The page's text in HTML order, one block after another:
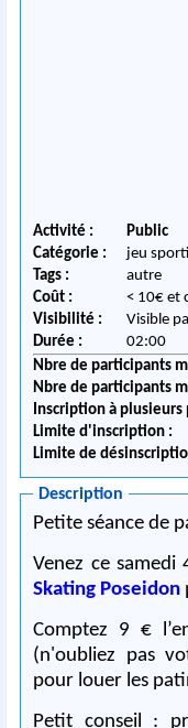
Activité :
Public
Catégorie :
jeu
Tags :
autre
Coût :
<
Visibilité :
Visible
Durée :
02:00
Nbre de participants
Nbre de participants
Inscription à plusieurs
Limite d'inscription :
Limite de
Description
Petite séance de
Venez ce
Skating Poseidon
Comptez 9 €
(n'oubliez pas
pour louer les
Petit conseil :